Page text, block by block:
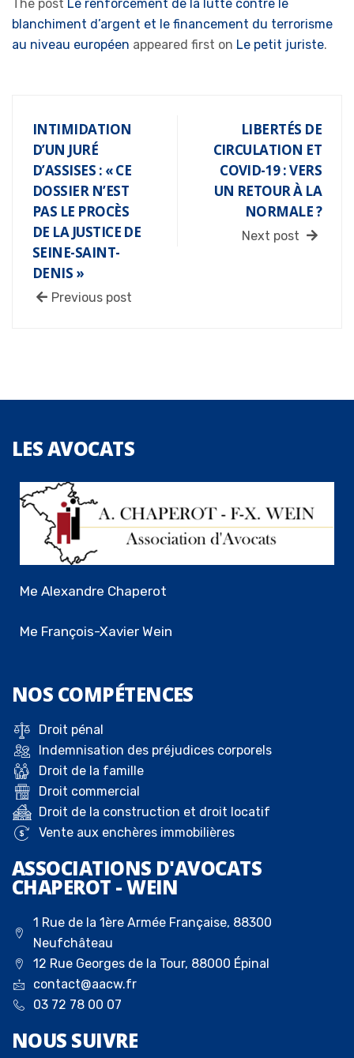
The post Le renforcement de la lutte contre le
blanchiment d’argent et le financement du terrorisme
au niveau européen appeared first on Le petit juriste.
INTIMIDATION
D’UN JURÉ
D’ASSISES : « CE
DOSSIER N’EST
PAS LE PROCÈS
DE LA JUSTICE DE
SEINE-SAINT-
DENIS »
Previous post
LIBERTÉS DE
CIRCULATION ET
COVID-19 : VERS
UN RETOUR À LA
NORMALE ?
Next post
LESAVOCATS
Me Alexandre Chaperot
Me François-Xavier Wein
NOS COMPÉTENCES
Droit pénal
Indemnisation des préjudices corporels
Droit de la famille
Droit commercial
Droit de la construction et droit locatif
Vente aux enchères immobilières
ASSOCIATIONS D'AVOCATS
CHAPEROT - WEIN
1 Rue de la 1ère Armée Française, 88300
Neufchâteau
12 Rue Georges de la Tour, 88000 Épinal
contact@aacw.fr
03 72 78 00 07
NOUS SUIVRE